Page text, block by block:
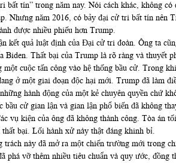
bất tín” trong năm nay. Nói cách khác, không
Nhưng năm 2016, có bảy đại cử tri bất tín
được nhiều phiếu hơn Trump.
kết quả luật định của Đại cử tri đoàn. Ông ta
Biden. Thất bại của Trump là rõ ràng và thuyết
cuộc tấn công vào hệ thống bầu cử. Trong
ở một giai đoạn độc hại mới. Trump đã làm
hành động của một kẻ chuyên quyền chứ
bầu cử gian lận và gian lận phổ biến đã không
vụ kiện của ông đã không thành công. Tòa án
thất bại. Lối hành xử này thật đáng khinh bỉ.
trách này đã mở ra một chiến trường mới trong
phá vỡ thêm nhiều tiêu chuẩn và quy ước,